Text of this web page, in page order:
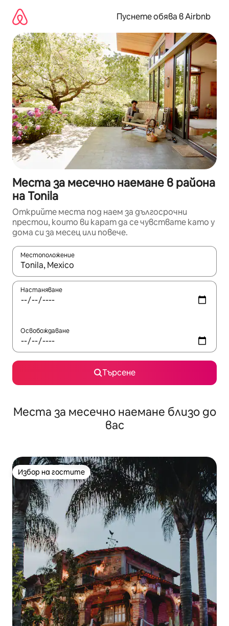
съдържанието
Пуснете обява в Airbnb
Места за месечно наемане в района
на Tonila
Открийте места под наем за дългосрочни
престои, които ви карат да се чувствате като у
дома си за месец или повече.
Местоположение
Когато резултатите се покажат, използвайте
Настаняване
Освобождаване
Търсене
Места за месечно наемане близо до
вас
Избор на гостите
Избор на гостите